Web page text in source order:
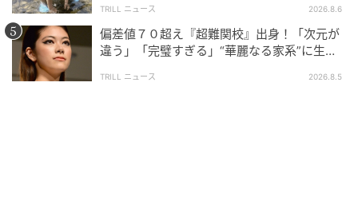
※よもぎの絞りがあまいと成形しにくいので、流動性
がある場合は、だんご粉を足してください。
TRILL ニュース 2026.8.6
偏差値７０超え『超難関校』出身！「次元が
違う」「完璧すぎる」“華麗なる家系”に生ま
TRILL ニュース 2026.8.5